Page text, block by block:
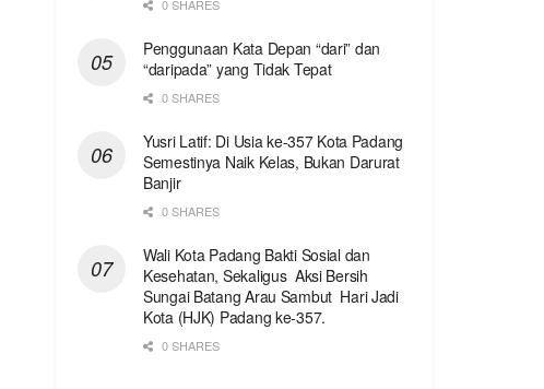
0 SHARES
Penggunaan Kata Depan “dari” dan
“daripada” yang Tidak Tepat
0 SHARES
Yusri Latif: Di Usia ke-357 Kota Padang
Semestinya Naik Kelas, Bukan Darurat
Banjir
0 SHARES
Wali Kota Padang Bakti Sosial dan
Kesehatan, Sekaligus Aksi Bersih
Sungai Batang Arau Sambut Hari Jadi
Kota (HJK) Padang ke-357.
0 SHARES